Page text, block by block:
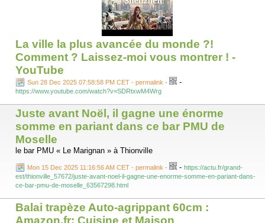
La ville la plus avancée du monde ?!
Comment ? Laissez-moi vous montrer ! -
YouTube
Sun 28 Dec 2025 07:58:58 PM CET - permalink - -
https://www.youtube.com/watch?v=SDRtxwM4Wrg
Juste avant Noël, il gagne une énorme
somme en pariant dans ce bar PMU de
Moselle
le bar PMU « Le Marignan » à Thionville
Mon 15 Dec 2025 11:16:56 AM CET - permalink - - https://actu.fr/grand-
est/thionville_57672/juste-avant-noel-il-gagne-une-enorme-somme-en-pariant-dans-
ce-bar-pmu-de-moselle_63567298.html
Balai trapèze Auto-agrippant 60cm :
Amazon.fr: Cuisine et Maison